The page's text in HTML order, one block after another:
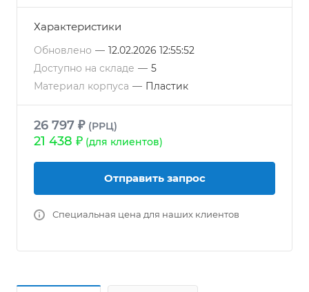
Характеристики
Обновлено — 12.02.2026 12:55:52
Доступно на складе — 5
Материал корпуса — Пластик
26 797 ₽ (РРЦ)
21 438 ₽ (для клиентов)
Отправить запрос
Специальная цена для наших клиентов